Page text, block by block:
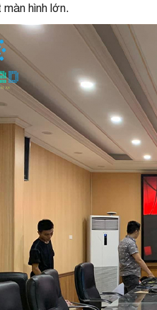
hình lớn.